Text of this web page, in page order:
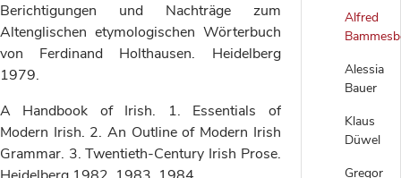
Alfred
Alessia
Bauer
Klaus
Düwel
Gregor
Berichtigungen und Nachträge zum
Altenglischen etymologischen Wörterbuch
von Ferdinand Holthausen. Heidelberg
1979.
A Handbook of Irish. 1. Essentials of
Modern Irish. 2. An Outline of Modern Irish
Grammar. 3. Twentieth-Century Irish Prose.